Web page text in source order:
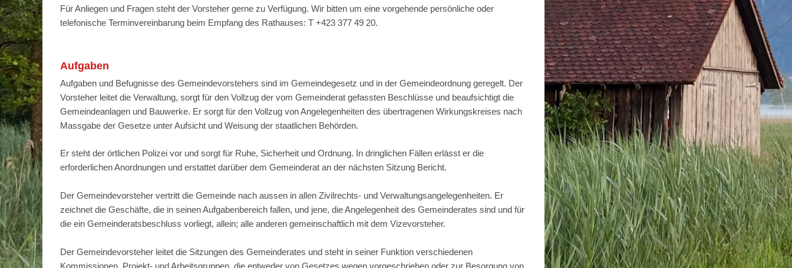
Für Anliegen und Fragen steht der Vorsteher gerne zu Verfügung. Wir bitten um eine vorgehende persönliche oder
telefonische Terminvereinbarung beim Empfang des Rathauses: T +423 377 49 20.
Aufgaben
Aufgaben und Befugnisse des Gemeindevorstehers sind im Gemeindegesetz und in der Gemeindeordnung geregelt. Der
Vorsteher leitet die Verwaltung, sorgt für den Vollzug der vom Gemeinderat gefassten Beschlüsse und beaufsichtigt die
Gemeindeanlagen und Bauwerke. Er sorgt für den Vollzug von Angelegenheiten des übertragenen Wirkungskreises nach
Massgabe der Gesetze unter Aufsicht und Weisung der staatlichen Behörden.
Er steht der örtlichen Polizei vor und sorgt für Ruhe, Sicherheit und Ordnung. In dringlichen Fällen erlässt er die
erforderlichen Anordnungen und erstattet darüber dem Gemeinderat an der nächsten Sitzung Bericht.
Der Gemeindevorsteher vertritt die Gemeinde nach aussen in allen Zivilrechts- und Verwaltungsangelegenheiten. Er
zeichnet die Geschäfte, die in seinen Aufgabenbereich fallen, und jene, die Angelegenheit des Gemeinderates sind und für
die ein Gemeinderatsbeschluss vorliegt, allein; alle anderen gemeinschaftlich mit dem Vizevorsteher.
Der Gemeindevorsteher leitet die Sitzungen des Gemeinderates und steht in seiner Funktion verschiedenen
Kommissionen, Projekt- und Arbeitsgruppen, die entweder von Gesetzes wegen vorgeschrieben oder zur Besorgung von